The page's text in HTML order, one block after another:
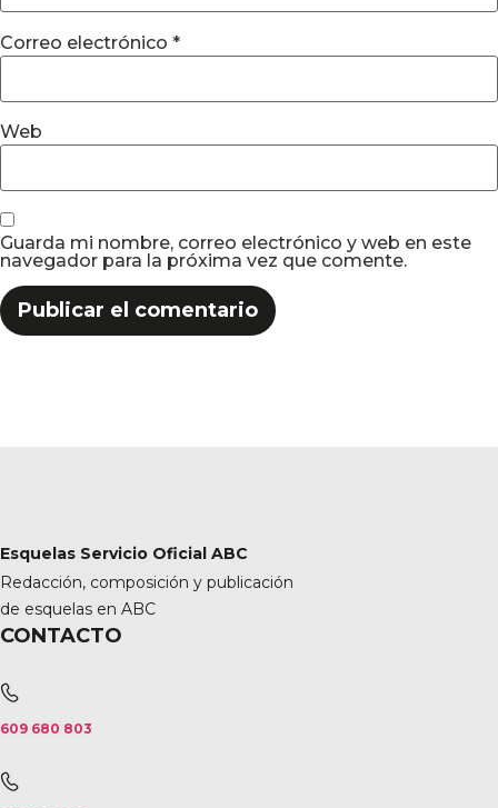
Correo electrónico *
Web
Guarda mi nombre, correo electrónico y web en este
navegador para la próxima vez que comente.
Esquelas Servicio Oficial ABC
Redacción, composición y publicación
de esquelas en ABC
CONTACTO
609 680 803